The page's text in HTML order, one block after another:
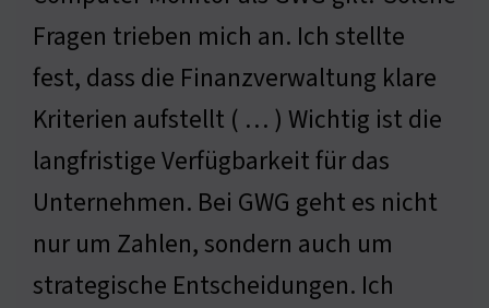
Fragen trieben mich an. Ich stellte
fest, dass die Finanzverwaltung klare
Kriterien aufstellt ( … ) Wichtig ist die
langfristige Verfügbarkeit für das
Unternehmen. Bei GWG geht es nicht
nur um Zahlen, sondern auch um
strategische Entscheidungen. Ich